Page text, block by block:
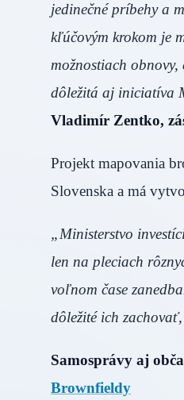
jedinečné príbehy a
kľúčovým krokom je
možnostiach
dôležitá aj iniciatíva
Vladimír Zentko,
Projekt mapovania
Slovenska a má
„Ministerstvo
len na pleciach
voľnom čase
dôležité ich
Samosprávy aj
Brownfieldy